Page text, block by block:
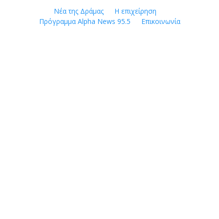
Νέα της Δράμας
Η επιχείρηση
Πρόγραμμα Alpha News 95.5
Επικοινωνία